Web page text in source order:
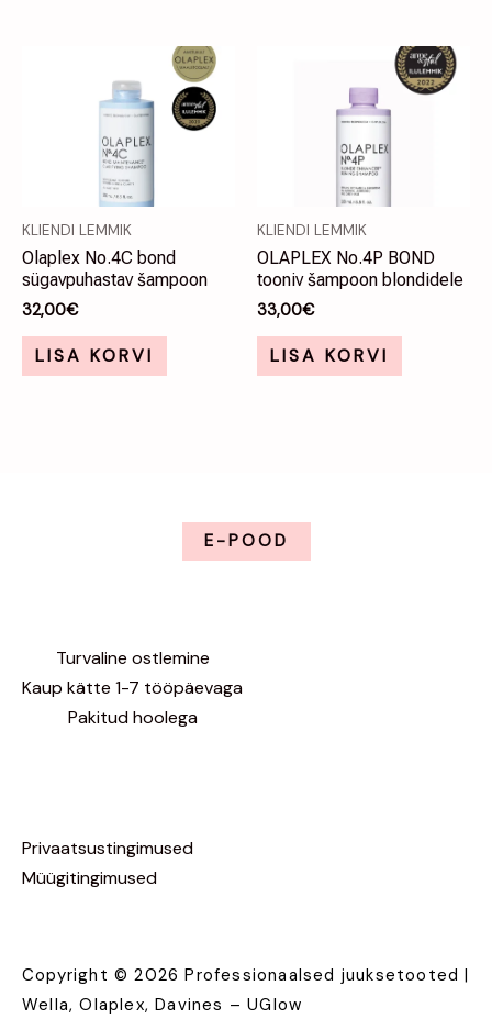
KLIENDI LEMMIK
Olaplex No.4C bond
sügavpuhastav šampoon
32,00€
LISA KORVI
KLIENDI LEMMIK
OLAPLEX No.4P BOND
tooniv šampoon blondidele
33,00€
LISA KORVI
E-POOD
Turvaline ostlemine
Kaup kätte 1-7 tööpäevaga
Pakitud hoolega
Privaatsustingimused
Müügitingimused
Copyright © 2026 Professionaalsed juuksetooted |
Wella, Olaplex, Davines – UGlow